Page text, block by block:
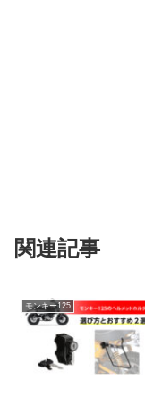
関連記事
モンキー125